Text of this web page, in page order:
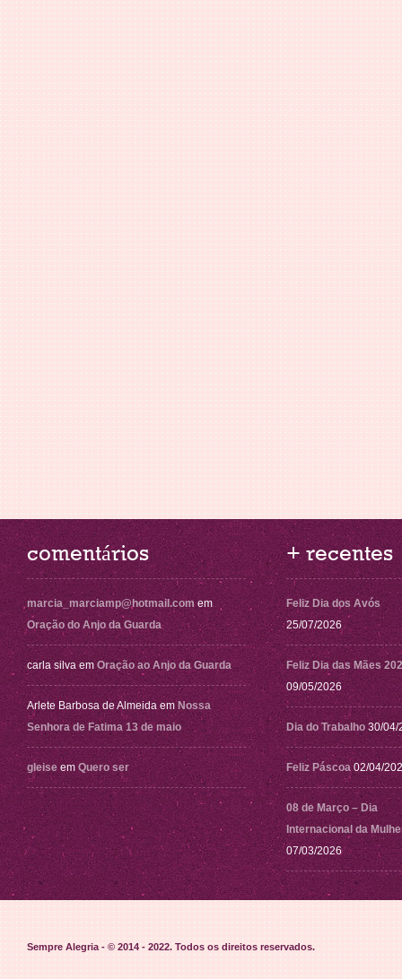
comentários
marcia_marciamp@hotmail.com em
Oração do Anjo da Guarda
carla silva em Oração ao Anjo da Guarda
Arlete Barbosa de Almeida em Nossa
Senhora de Fatima 13 de maio
gleise em Quero ser
+ recentes
Feliz Dia dos Avós
25/07/2026
Feliz Dia das Mães
09/05/2026
Dia do Trabalho 30/04/
Feliz Páscoa 02/04/
08 de Março – Dia
Internacional da
07/03/2026
Sempre Alegria - © 2014 - 2022. Todos os direitos reservados.